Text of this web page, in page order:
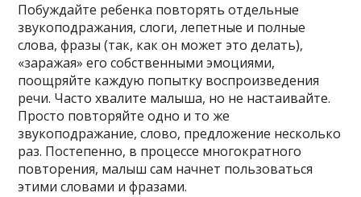
Побуждайте ребенка повторять отдельные
звукоподражания, слоги, лепетные и полные
слова, фразы (так, как он может это делать),
«заражая» его собственными эмоциями,
поощряйте каждую попытку воспроизведения
речи. Часто хвалите малыша, но не настаивайте.
Просто повторяйте одно и то же
звукоподражание, слово, предложение несколько
раз. Постепенно, в процессе многократного
повторения, малыш сам начнет пользоваться
этими словами и фразами.